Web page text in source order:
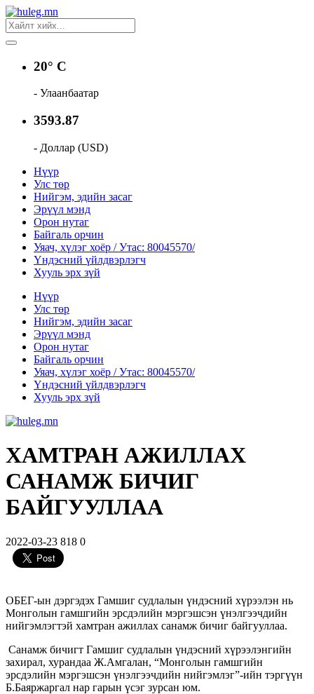
20° C
- Улаанбаатар
3593.87
- Доллар (USD)
Нүүр
Улс төр
Нийгэм, эдийн засаг
Эрүүл мэнд
Орон нутаг
Байгаль орчин
Уяач, хүлэг хоёр / Утас: 80045570/
Үндэсний үйлдвэрлэгч
Хууль эрх зүй
Нүүр
Улс төр
Нийгэм, эдийн засаг
Эрүүл мэнд
Орон нутаг
Байгаль орчин
Уяач, хүлэг хоёр / Утас: 80045570/
Үндэсний үйлдвэрлэгч
Хууль эрх зүй
ХАМТРАН АЖИЛЛАХ
САНАМЖ БИЧИГ
БАЙГУУЛЛАА
2022-03-23 818 0
ОБЕГ-ын дэргэдэх Гамшиг судлалын үндэсний хүрээлэн нь
Монголын гамшгийн эрсдэлийн мэргэшсэн үнэлгээчдийн
нийгэмлэгтэй хамтран ажиллах санамж бичиг байгууллаа.
Санамж бичигт Гамшиг судлалын үндэсний хүрээлэнгийн
захирал, хурандаа Ж.Амгалан, “Монголын гамшгийн
эрсдэлийн мэргэшсэн үнэлгээчдийн нийгэмлэг”-ийн тэргүүн
Б.Баяржаргал нар гарын үсэг зурсан юм.